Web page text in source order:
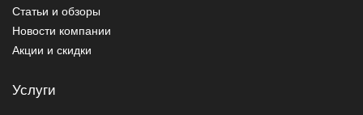
Статьи и обзоры
Новости компании
Акции и скидки
Услуги